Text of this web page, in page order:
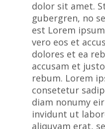
dolor sit amet.
gubergren, no
est Lorem
vero eos et
dolores et ea
accusam et
rebum. Lorem
consetetur
diam nonumy
invidunt ut
aliquyam erat,